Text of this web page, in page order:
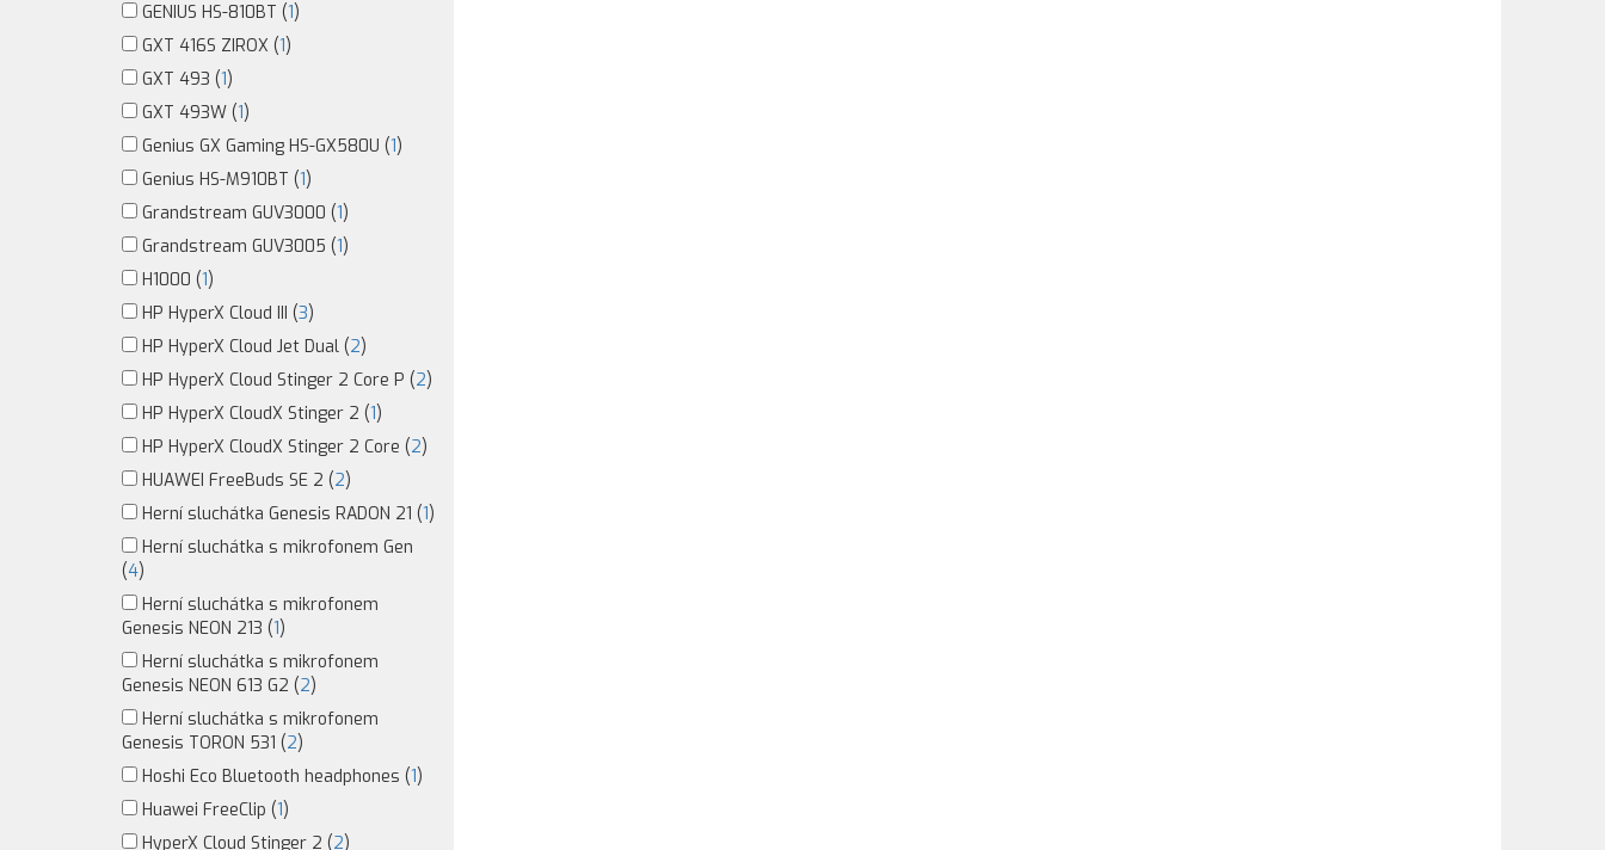
GENIUS HS-810BT (1)
GXT 416S ZIROX (1)
GXT 493 (1)
GXT 493W (1)
Genius GX Gaming HS-GX580U (1)
Genius HS-M910BT (1)
Grandstream GUV3000 (1)
Grandstream GUV3005 (1)
H1000 (1)
HP HyperX Cloud III (3)
HP HyperX Cloud Jet Dual (2)
HP HyperX Cloud Stinger 2 Core P (2)
HP HyperX CloudX Stinger 2 (1)
HP HyperX CloudX Stinger 2 Core (2)
HUAWEI FreeBuds SE 2 (2)
Herní sluchátka Genesis RADON 21 (1)
Herní sluchátka s mikrofonem Gen
(4)
Herní sluchátka s mikrofonem
Genesis NEON 213 (1)
Herní sluchátka s mikrofonem
Genesis NEON 613 G2 (2)
Herní sluchátka s mikrofonem
Genesis TORON 531 (2)
Hoshi Eco Bluetooth headphones (1)
Huawei FreeClip (1)
HyperX Cloud Stinger 2 (2)